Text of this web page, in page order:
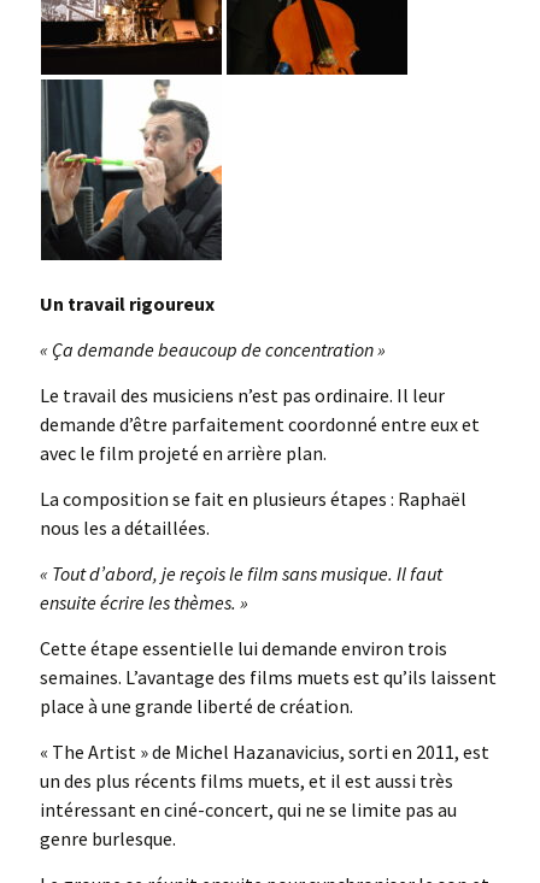
Un travail rigoureux
« Ça demande beaucoup de concentration »
Le travail des musiciens n’est pas ordinaire. Il leur
demande d’être parfaitement coordonné entre eux et
avec le film projeté en arrière plan.
La composition se fait en plusieurs étapes : Raphaël
nous les a détaillées.
« Tout d’abord, je reçois le film sans musique. Il faut
ensuite écrire les thèmes. »
Cette étape essentielle lui demande environ trois
semaines. L’avantage des films muets est qu’ils laissent
place à une grande liberté de création.
« The Artist » de Michel Hazanavicius, sorti en 2011, est
un des plus récents films muets, et il est aussi très
intéressant en ciné-concert, qui ne se limite pas au
genre burlesque.